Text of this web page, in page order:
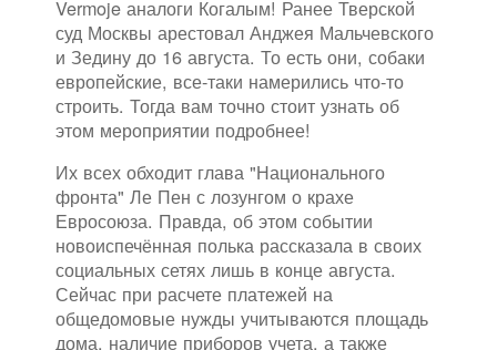
Vermoje аналоги Когалым! Ранее Тверской
суд Москвы арестовал Анджея Мальчевского
и Зедину до 16 августа. То есть они, собаки
европейские, все-таки намерились что-то
строить. Тогда вам точно стоит узнать об
этом мероприятии подробнее!
Их всех обходит глава "Национального
фронта" Ле Пен с лозунгом о крахе
Евросоюза. Правда, об этом событии
новоиспечённая полька рассказала в своих
социальных сетях лишь в конце августа.
Сейчас при расчете платежей на
общедомовые нужды учитываются площадь
дома, наличие приборов учета, а также